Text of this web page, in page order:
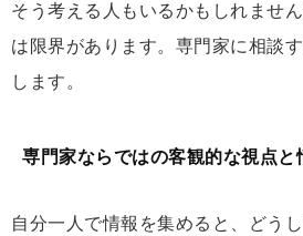
そう考える人もいるかもしれませ
は限界があります。専門家に相談
します。
専門家ならではの客観的な視点と
自分一人で情報を集めると、どう